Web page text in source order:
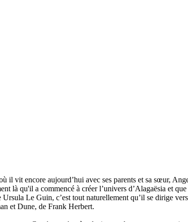
vit encore aujourd’hui avec ses parents et sa sœur,
là qu'il a commencé à créer l’univers d’Alagaësia et
Le Guin, c’est tout naturellement qu’il se dirige
et Dune, de Frank Herbert.